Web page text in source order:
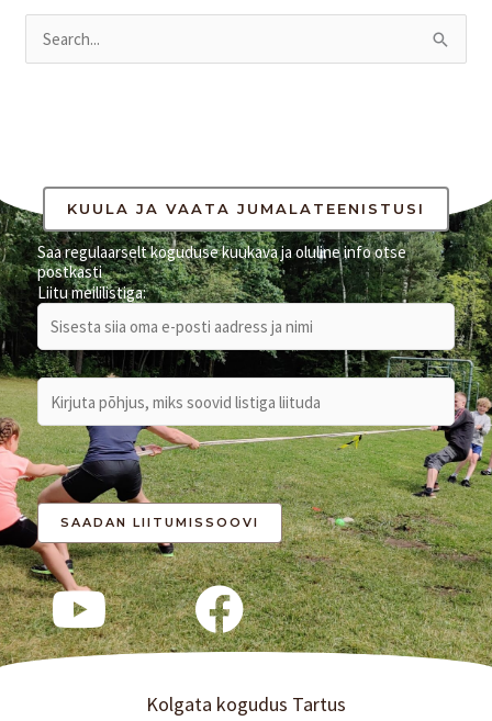
h
f
o
r
KUULA JA VAATA JUMALATEENISTUSI
Saa regulaarselt koguduse kuukava ja oluline info otse
postkasti
Liitu meililistiga:
Kolgata kogudus Tartus